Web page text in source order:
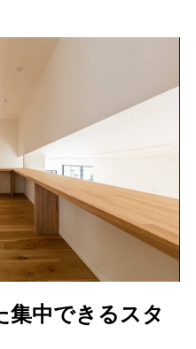
集中できるスタ